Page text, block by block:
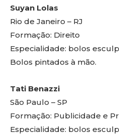
Suyan Lolas
Rio de Janeiro – RJ
Formação: Direito
Especialidade: bolos
Bolos pintados à mão.
Tati Benazzi
São Paulo – SP
Formação: Publicidade e
Especialidade: bolos